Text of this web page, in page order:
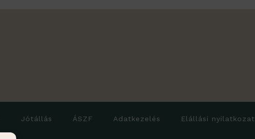
Jótállás ÁSZF Adatkezelés Elállási nyilatkozat